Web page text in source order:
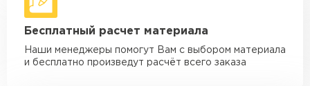
Машина - 10 тн до 50 м3
макс. длина груза 8 м
Машина - 20 тн до 80 м3
от 5 500 ₽
Бесплатный расчет материала
Наши менеджеры помогут Вам с выбором материала
и бесплатно произведут расчёт всего заказа